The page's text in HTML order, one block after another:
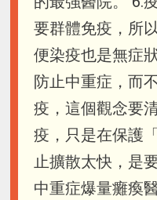
要群體免疫，所
便染疫也是無症
防止中重症，而
疫，這個觀念要
疫，只是在保護
止擴散太快，是
中重症爆量癱瘓